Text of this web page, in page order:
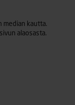
median kautta.
alaosasta.